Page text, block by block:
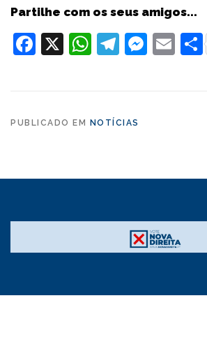
Partilhe com os seus amigos...
Facebook
X WhatsApp
Telegram
PUBLICADO EM NOTÍCIAS